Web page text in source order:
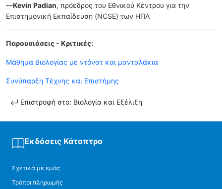
—Kevin Padian, πρόεδρος του Εθνικού Κέντρου για την
Επιστημονική Εκπαίδευση (NCSE) των ΗΠΑ
Παρουσιάσεις - Κριτικές:
Μάθημα Βιολογίας με ντόνατ και μανταλάκια
Συνύπαρξη Τέχνης και Επιστήμης
Επιστροφή στο: Βιολογία και Εξέλιξη
Εκδόσεις Κάτοπτρο
Σχετικά με εμάς
Τρόποι πληρωμής